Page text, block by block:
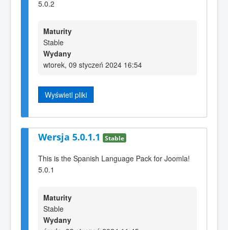
5.0.2
Maturity
Stable
Wydany
wtorek, 09 styczeń 2024 16:54
Wyświetl pliki
Wersja 5.0.1.1 Stable
This is the Spanish Language Pack for Joomla!
5.0.1
Maturity
Stable
Wydany